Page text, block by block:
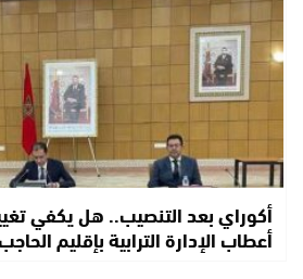
أكوراي بعد التنصيب.. هل يكفي
أعطاب الإدارة الترابية بإقليم